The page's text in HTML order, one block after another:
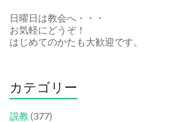
日曜日は教会へ・・・
お気軽にどうぞ！
はじめてのかたも大歓迎です。
カテゴリー
説教 (377)